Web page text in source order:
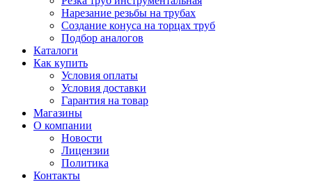
Нарезание резьбы на трубах
Создание конуса на торцах труб
Подбор аналогов
Каталоги
Как купить
Условия оплаты
Условия доставки
Гарантия на товар
Магазины
О компании
Новости
Лицензии
Политика
Контакты